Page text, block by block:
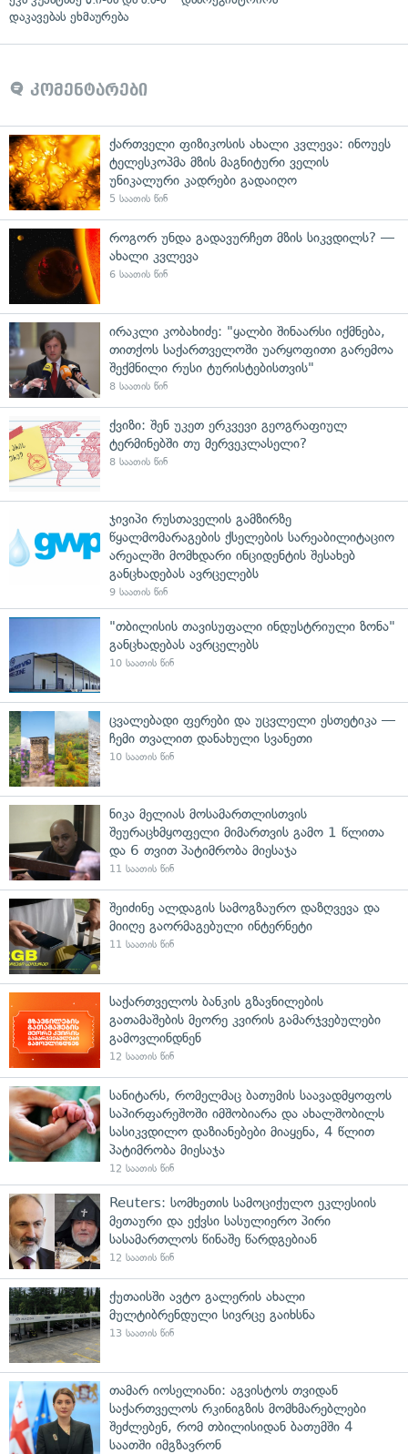
დაკავებას ეხმაურება
კომენტარები
ქართველი ფიზიკოსის ახალი კვლევა: ინოუეს
ტელესკოპმა მზის მაგნიტური ველის
უნიკალური კადრები გადაიღო
5 საათის წინ
როგორ უნდა გადავურჩეთ მზის სიკვდილს? —
ახალი კვლევა
6 საათის წინ
ირაკლი კობახიძე: "ყალბი შინაარსი იქმნება,
თითქოს საქართველოში უარყოფითი გარემოა
შექმნილი რუსი ტურისტებისთვის"
8 საათის წინ
ქვიზი: შენ უკეთ ერკვევი გეოგრაფიულ
ტერმინებში თუ მერვეკლასელი?
8 საათის წინ
ჯივიპი რუსთაველის გამზირზე
წყალმომარაგების ქსელების სარეაბილიტაციო
არეალში მომხდარი ინციდენტის შესახებ
განცხადებას ავრცელებს
9 საათის წინ
"თბილისის თავისუფალი ინდუსტრიული ზონა"
განცხადებას ავრცელებს
10 საათის წინ
ცვალებადი ფერები და უცვლელი ესთეტიკა —
ჩემი თვალით დანახული სვანეთი
10 საათის წინ
ნიკა მელიას მოსამართლისთვის
შეურაცხმყოფელი მიმართვის გამო 1 წლითა
და 6 თვით პატიმრობა მიესაჯა
11 საათის წინ
შეიძინე ალდაგის სამოგზაურო დაზღვევა და
მიიღე გაორმაგებული ინტერნეტი
11 საათის წინ
საქართველოს ბანკის გზავნილების
გათამაშების მეორე კვირის გამარჯვებულები
გამოვლინდნენ
12 საათის წინ
სანიტარს, რომელმაც ბათუმის საავადმყოფოს
საპირფარეშოში იმშობიარა და ახალშობილს
სასიკვდილო დაზიანებები მიაყენა, 4 წლით
პატიმრობა მიესაჯა
12 საათის წინ
Reuters: სომხეთის სამოციქულო ეკლესიის
მეთაური და ექვსი სასულიერო პირი
სასამართლოს წინაშე წარდგებიან
12 საათის წინ
ქუთაისში ავტო გალერის ახალი
მულტიბრენდული სივრცე გაიხსნა
13 საათის წინ
თამარ იოსელიანი: აგვისტოს თვიდან
საქართველოს რკინიგზის მომხმარებლები
შეძლებენ, რომ თბილისიდან ბათუმში 4
საათში იმგზავრონ